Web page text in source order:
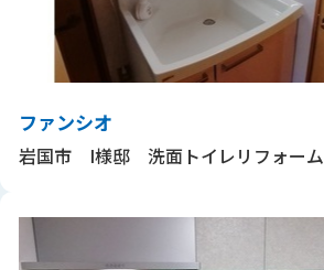
ファンシオ
岩国市 I様邸 洗面トイレリフォーム